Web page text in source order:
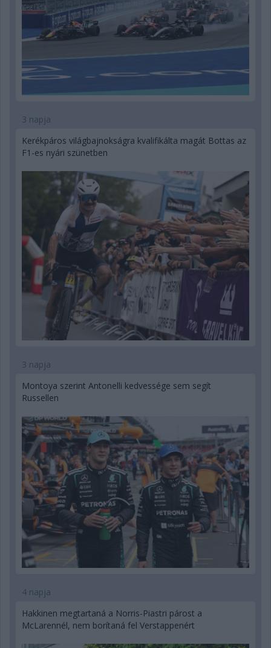
3 napja
Kerékpáros világbajnokságra kvalifikálta magát Bottas az
F1-es nyári szünetben
3 napja
Montoya szerint Antonelli kedvessége sem segít
Russellen
4 napja
Hakkinen megtartaná a Norris-Piastri párost a
McLarennél, nem borítaná fel Verstappenért